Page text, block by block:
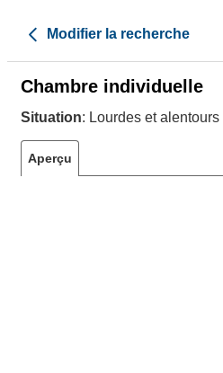
Modifier la recherche
Chambre individuelle
Situation: Lourdes et alentours
Aperçu